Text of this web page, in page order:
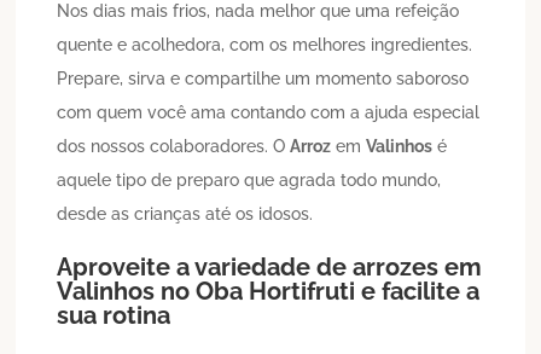
Nos dias mais frios, nada melhor que uma refeição
quente e acolhedora, com os melhores ingredientes.
Prepare, sirva e compartilhe um momento saboroso
com quem você ama contando com a ajuda especial
dos nossos colaboradores. OArroz emValinhos é
aquele tipo de preparo que agrada todo mundo,
desde as crianças até os idosos.
Aproveite a variedade de arrozes em
Valinhos no Oba Hortifruti e facilite a
sua rotina